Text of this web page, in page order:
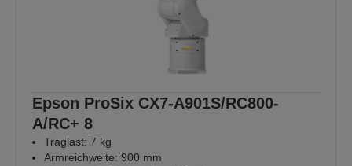
Epson ProSix CX7-A901S/RC800-
A/RC+ 8
Traglast: 7 kg
Armreichweite: 900 mm